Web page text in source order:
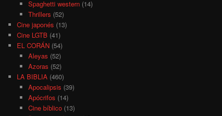
Spaghetti western(14)
Thrillers (52)
Cine japonés (13)
Cine LGTB (41)
EL CORÁN (54)
Aleyas (52)
Azoras (52)
LA BIBLIA (460)
Apocalipsis (39)
Apócrifos (14)
Cine bíblico(13)